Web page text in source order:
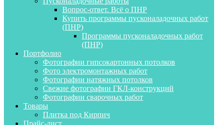
Вопрос-ответ. Всё о ПНР
Купить программы пусконаладочных работ
(ПНР)
Программы пусконаладочных работ
(ПНР)
Портфолио
Фотографии гипсокартонных потолков
Фото электромонтажных работ
Фотографии натяжных потолков
Свежие фотографии ГКЛ-конструкций
Фотографии сварочных работ
Товары
Плитка под Кирпич
Прайс-лист